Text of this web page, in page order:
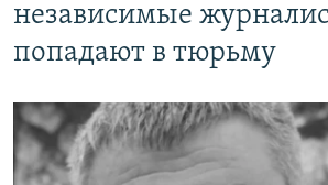
независимые
попадают в тюрьму